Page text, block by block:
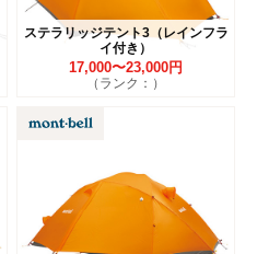
ステラリッジテント3（レインフラ
イ付き）
17,000〜23,000円
（ランク：）